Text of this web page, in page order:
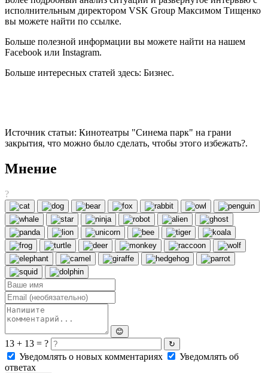
исполнительным директором VSK Group Максимом Тищенко
вы можете найти по ссылке.
Больше полезной информации вы можете найти на нашем
Facebook или Instagram.
Больше интересных статей здесь: Бизнес.
Источник статьи: Кинотеатры "Синема парк" на грани
закрытия, что можно было сделать, чтобы этого избежать?.
Мнение
?
😊
13 + 13 = ? ↻
Уведомлять о новых комментариях
Уведомлять об
ответах